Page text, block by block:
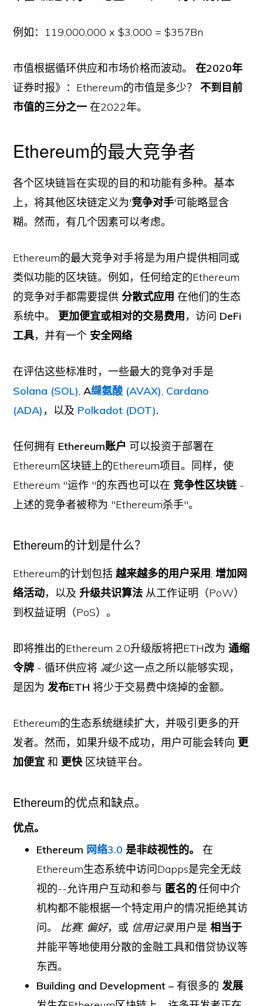
例如：119,000,000 x $3,000 = $357Bn
市值根据循环供应和市场价格而波动。在2020年
证券时报》：Ethereum的市值是多少？不到目前
市值的三分之一 在2022年。
Ethereum的最大竞争者
各个区块链旨在实现的目的和功能有多种。基本
上，将其他区块链定义为'竞争对手'可能略显含
糊。然而，有几个因素可以考虑。
Ethereum的最大竞争对手将是为用户提供相同或
类似功能的区块链。例如，任何给定的Ethereum
的竞争对手都需要提供分散式应用 在他们的生态
系统中。更加便宜或相对的交易费用 ，访问 DeFi
工具，并有一个 安全网络.
在评估这些标准时，一些最大的竞争对手是
Solana (SOL),A缬氨酸 (AVAX), Cardano
(ADA) ，以及 Polkadot (DOT).
任何拥有 Ethereum账户 可以投资于部署在
Ethereum区块链上的Ethereum项目。同样，使
Ethereum "运作 "的东西也可以在竞争性区块链-
上述的竞争者被称为 "Ethereum杀手"。
Ethereum的计划是什么？
Ethereum的计划包括 越来越多的用户采用, 增加网
络活动，以及升级共识算法 从工作证明（PoW）
到权益证明（PoS）。
即将推出的Ethereum 2.0升级版将把ETH改为通缩
令牌 - 循环供应将 减少.这一点之所以能够实现，
是因为发布ETH 将少于交易费中烧掉的金额。
Ethereum的生态系统继续扩大，并吸引更多的开
发者。然而，如果升级不成功，用户可能会转向更
加便宜 和更快 区块链平台。
Ethereum的优点和缺点。
优点。
Ethereum 网络3.0 是非歧视性的。
在
Ethereum生态系统中访问Dapps是完全无歧
视的--允许用户互动和参与 匿名的.任何中介
机构都不能根据一个特定用户的情况拒绝其访
问。 比赛, 偏好，或 信用记录.用户是相当于
并能平等地使用分散的金融工具和借贷协议等
东西。
Building and Development – 有很多的发展